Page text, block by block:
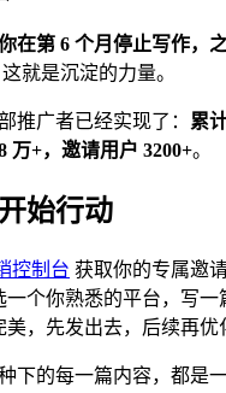
在第 6 个月停止写作，
这就是沉淀的力量。
推广者已经实现了： 累
万+，邀请用户 3200+。
始行动
控制台 获取你的专属邀
一个你熟悉的平台，写一
美，先发出去，后续再优
下的每一篇内容，都是